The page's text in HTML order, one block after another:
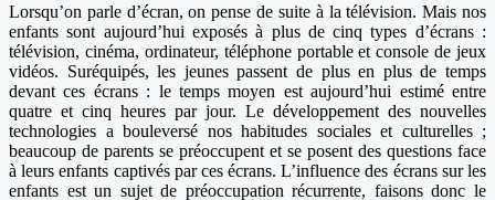
Lorsqu’on parle d’écran, on pense de suite à la télévision. Mais nos
enfants sont aujourd’hui exposés à plus de cinq types d’écrans :
télévision, cinéma, ordinateur, téléphone portable et console de jeux
vidéos. Suréquipés, les jeunes passent de plus en plus de temps
devant ces écrans : le temps moyen est aujourd’hui estimé entre
quatre et cinq heures par jour. Le développement des nouvelles
technologies a bouleversé nos habitudes sociales et culturelles ;
beaucoup de parents se préoccupent et se posent des questions face
à leurs enfants captivés par ces écrans. L’influence des écrans sur les
enfants est un sujet de préoccupation récurrente, faisons donc le